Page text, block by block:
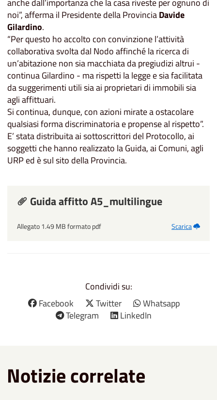
noi”, afferma il Presidente della ProvinciaDavide
Gilardino.
“Per questo ho accolto con convinzione l’attività
collaborativa svolta dal Nodo affinché la ricerca di
un’abitazione non sia macchiata da pregiudizi altrui -
continua Gilardino - ma rispetti la legge e sia facilitata
da suggerimenti utili sia ai proprietari di immobili sia
agli affittuari.
Si continua, dunque, con azioni mirate a ostacolare
qualsiasi forma discriminatoria e propense al rispetto”.
E’ stata distribuita ai sottoscrittori del Protocollo, ai
soggetti che hanno realizzato la Guida, ai Comuni, agli
URP ed è sul sito della Provincia.
Guida affitto A5_multilingue
Allegato 1.49 MB formato pdf Scarica
Condividi su:
Facebook
Twitter
Whatsapp
Telegram
LinkedIn
Notizie correlate